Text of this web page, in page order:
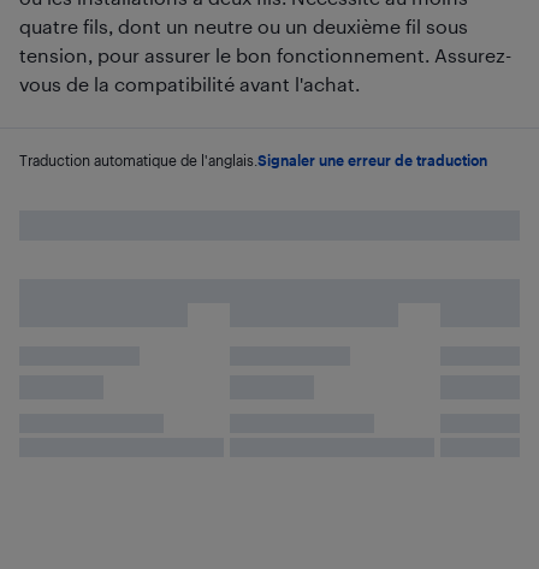
quatre fils, dont un neutre ou un deuxième fil sous
tension, pour assurer le bon fonctionnement. Assurez-
vous de la compatibilité avant l'achat.
Traduction automatique de l'anglais. Signaler une erreur de traduction